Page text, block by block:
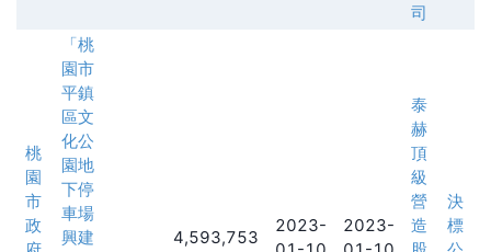
司
桃
園
市
政
「桃
園市
平鎮
區文
化公
園地
下停
車場
興建
4,593,753
2023-
2023-
泰
赫
頂
級
營
造
決
標